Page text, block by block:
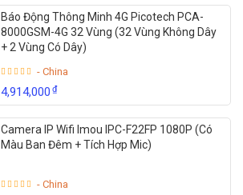
Báo Động Thông Minh 4G Picotech PCA-
8000GSM-4G 32 Vùng (32 Vùng Không Dây
+ 2 Vùng Có Dây)
- China
4,914,000₫
Camera IP Wifi Imou IPC-F22FP 1080P (Có
Màu Ban Đêm + Tích Hợp Mic)
- China